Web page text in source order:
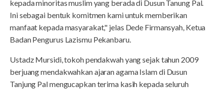
kepada minoritas muslim yang berada di Dusun Tanung Pal.
Ini sebagai bentuk komitmen kami untuk memberikan
manfaat kepada masyarakat," jelas Dede Firmansyah, Ketua
Badan Pengurus Lazismu Pekanbaru.
Ustadz Mursidi, tokoh pendakwah yang sejak tahun 2009
berjuang mendakwahkan ajaran agama Islam di Dusun
Tanjung Pal mengucapkan terima kasih kepada seluruh